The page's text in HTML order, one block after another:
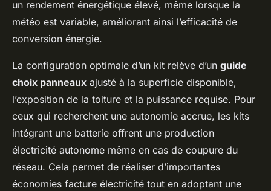
un rendement énergétique élevé, même lorsque la
météo est variable, améliorant ainsi l’efficacité de
conversion énergie.
La configuration optimale d’un kit relève d’un guide
choix panneaux ajusté à la superficie disponible,
l’exposition de la toiture et la puissance requise. Pour
ceux qui recherchent une autonomie accrue, les kits
intégrant une batterie offrent une production
électricité autonome même en cas de coupure du
réseau. Cela permet de réaliser d’importantes
économies facture électricité tout en adoptant une